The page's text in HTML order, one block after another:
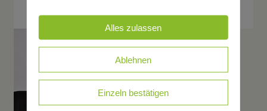
Alles zulassen
Ablehnen
Einzeln bestätigen